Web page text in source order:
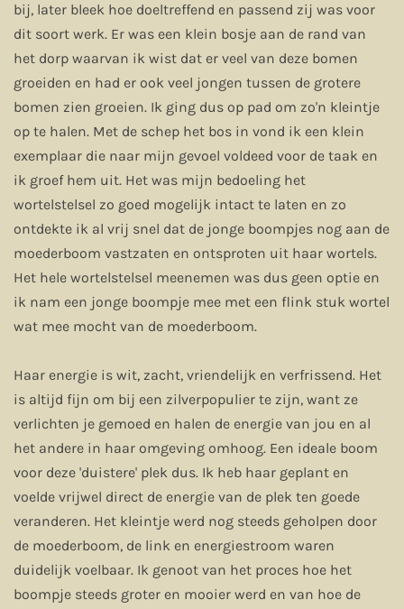
bij, later bleek hoe doeltreffend en passend zij was voor
dit soort werk. Er was een klein bosje aan de rand van
het dorp waarvan ik wist dat er veel van deze bomen
groeiden en had er ook veel jongen tussen de grotere
bomen zien groeien. Ik ging dus op pad om zo'n kleintje
op te halen. Met de schep het bos in vond ik een klein
exemplaar die naar mijn gevoel voldeed voor de taak en
ik groef hem uit. Het was mijn bedoeling het
wortelstelsel zo goed mogelijk intact te laten en zo
ontdekte ik al vrij snel dat de jonge boompjes nog aan de
moederboom vastzaten en ontsproten uit haar wortels.
Het hele wortelstelsel meenemen was dus geen optie en
ik nam een jonge boompje mee met een flink stuk wortel
wat mee mocht van de moederboom.
Haar energie is wit, zacht, vriendelijk en verfrissend. Het
is altijd fijn om bij een zilverpopulier te zijn, want ze
verlichten je gemoed en halen de energie van jou en al
het andere in haar omgeving omhoog. Een ideale boom
voor deze 'duistere' plek dus. Ik heb haar geplant en
voelde vrijwel direct de energie van de plek ten goede
veranderen. Het kleintje werd nog steeds geholpen door
de moederboom, de link en energiestroom waren
duidelijk voelbaar. Ik genoot van het proces hoe het
boompje steeds groter en mooier werd en van hoe de